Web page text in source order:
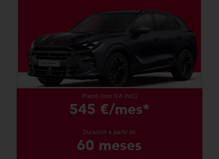
Precio (con IVA incl.)
545 €/mes*
Duración a partir de
60 meses